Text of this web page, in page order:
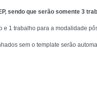
sendo que serão somente 3
e 1 trabalho para a modalidade
sem o template serão